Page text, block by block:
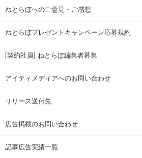
ねとらぼへのご意見・ご感想
ねとらぼプレゼントキャンペーン応募規約
[契約社員] ねとらぼ編集者募集
アイティメディアへのお問い合わせ
リリース送付先
広告掲載のお問い合わせ
記事広告実績一覧